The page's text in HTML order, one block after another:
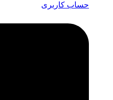
حساب کاربری